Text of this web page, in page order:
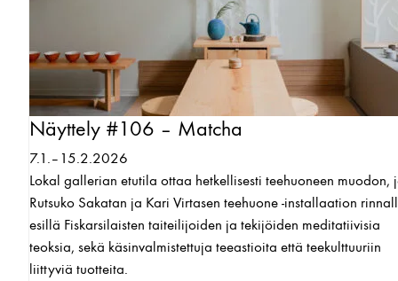
Näyttely #106 – Matcha
7.1.–15.2.2026
Lokal gallerian etutila ottaa hetkellisesti teehuoneen muodon,
Rutsuko Sakatan ja Kari Virtasen teehuone -installaation
esillä Fiskarsilaisten taiteilijoiden ja tekijöiden meditatiivisia
teoksia, sekä käsinvalmistettuja teeastioita että teekulttuuriin
liittyviä tuotteita.